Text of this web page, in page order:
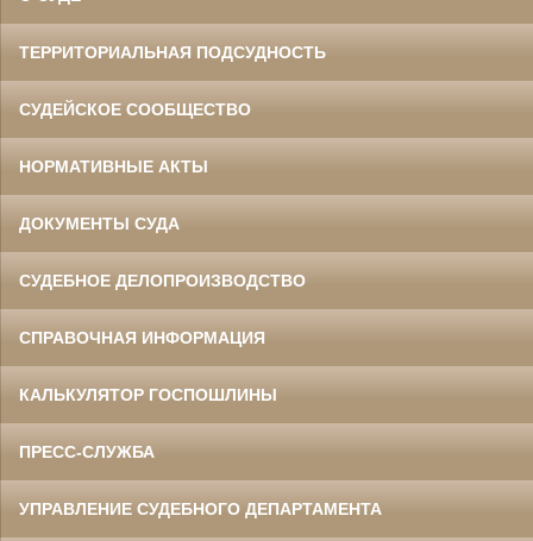
ТЕРРИТОРИАЛЬНАЯ ПОДСУДНОСТЬ
СУДЕЙСКОЕ СООБЩЕСТВО
НОРМАТИВНЫЕ АКТЫ
ДОКУМЕНТЫ СУДА
СУДЕБНОЕ ДЕЛОПРОИЗВОДСТВО
СПРАВОЧНАЯ ИНФОРМАЦИЯ
КАЛЬКУЛЯТОР ГОСПОШЛИНЫ
ПРЕСС-СЛУЖБА
УПРАВЛЕНИЕ СУДЕБНОГО ДЕПАРТАМЕНТА